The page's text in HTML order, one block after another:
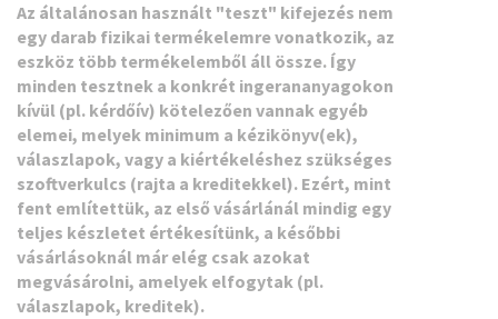
Az általánosan használt "teszt" kifejezés nem
egy darab fizikai termékelemre vonatkozik, az
eszköz több termékelemből áll össze. Így
minden tesztnek a konkrét ingerananyagokon
kívül (pl. kérdőív) kötelezően vannak egyéb
elemei, melyek minimum a kézikönyv(ek),
válaszlapok, vagy a kiértékeléshez szükséges
szoftverkulcs (rajta a kreditekkel). Ezért, mint
fent említettük, az első vásárlánál mindig egy
teljes készletet értékesítünk, a későbbi
vásárlásoknál már elég csak azokat
megvásárolni, amelyek elfogytak (pl.
válaszlapok, kreditek).